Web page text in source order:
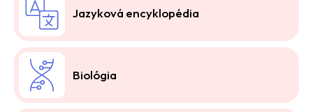
Jazyková encyklopédia
Biológia